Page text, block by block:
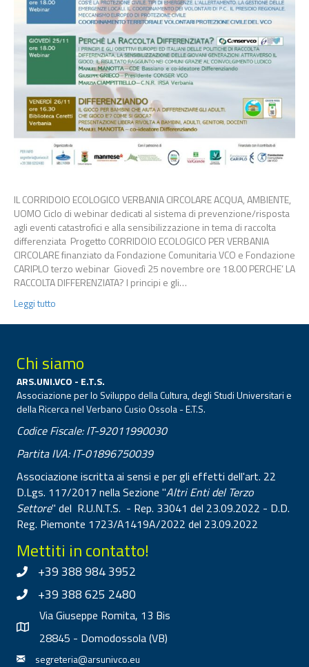
IL CORRIDOIO ECOLOGICO VERBANIA CIRCOLARE ACQUA, AMBIENTE,
UOMO Ciclo di webinar dedicati al sistema di prevenzione/risposta
agli eventi catastrofici e alla sensibilizzazione in tema di raccolta
differenziata Progetto CORRIDOIO ECOLOGICO PER VERBANIA
CIRCOLARE finanziato da Fondazione Comunitaria VCO e Fondazione
CARIPLO terzo webinar Giovedì 25 novembre ore 18.00 PERCHE’ LA
RACCOLTA DIFFERENZIATA? I principi e gli…
Leggi tutto
Chi siamo
ARS.UNI.VCO - E.T.S.
Associazione per lo Sviluppo della Cultura, degli Studi Universitari e
della Ricerca nel Verbano Cusio Ossola - E.T.S.
Codice Fiscale: IT-92011990030
Partita IVA: IT-01896750039
Associazione iscritta ai sensi e per gli effetti dell'art. 22
D.Lgs. 117/2017 nella Sezione "Altri Enti del Terzo
Settore" del R.U.N.T.S. - Rep. 33041 del 23.09.2022 - D.D.
Reg. Piemonte 1723/A1419A/2022 del 23.09.2022
Mettiti in contatto!
+39 388 984 3952
+39 388 625 2480
Via Giuseppe Romita, 13 Bis
28845 - Domodossola (VB)
segreteria@arsunivco.eu